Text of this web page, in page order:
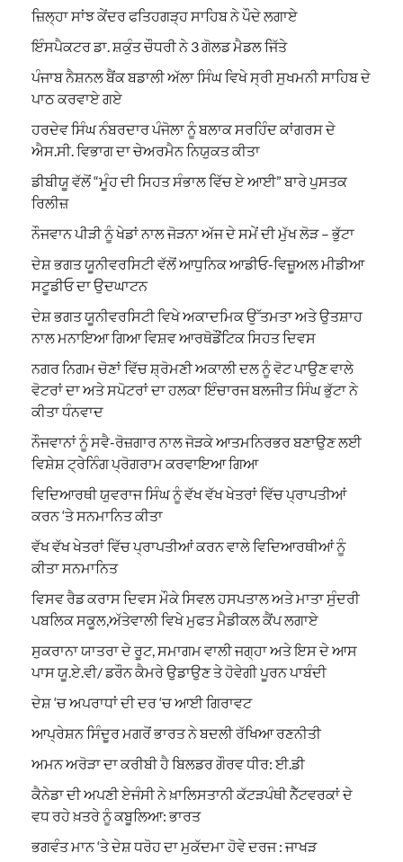
ਜ਼ਿਲ੍ਹਾ ਸਾਂਝ ਕੇਂਦਰ ਫਤਿਹਗੜ੍ਹ ਸਾਹਿਬ ਨੇ ਪੌਦੇ ਲਗਾਏ
ਇੰਸਪੈਕਟਰ ਡਾ. ਸ਼ਕੁੰਤ ਚੌਧਰੀ ਨੇ 3 ਗੋਲਡ ਮੈਡਲ ਜਿੱਤੇ
ਪੰਜਾਬ ਨੈਸ਼ਨਲ ਬੈਂਕ ਬਡਾਲੀ ਅੱਲਾ ਸਿੰਘ ਵਿਖੇ ਸ੍ਰੀ ਸੁਖਮਨੀ ਸਾਹਿਬ ਦੇ
ਪਾਠ ਕਰਵਾਏ ਗਏ
ਹਰਦੇਵ ਸਿੰਘ ਨੰਬਰਦਾਰ ਪੰਜੋਲਾ ਨੂੰ ਬਲਾਕ ਸਰਹਿੰਦ ਕਾਂਗਰਸ ਦੇ
ਐਸ.ਸੀ. ਵਿਭਾਗ ਦਾ ਚੇਅਰਮੈਨ ਨਿਯੁਕਤ ਕੀਤਾ
ਡੀਬੀਯੂ ਵੱਲੋਂ “ਮੂੰਹ ਦੀ ਸਿਹਤ ਸੰਭਾਲ ਵਿੱਚ ਏ ਆਈ” ਬਾਰੇ ਪੁਸਤਕ
ਰਿਲੀਜ਼
ਨੌਜਵਾਨ ਪੀੜੀ ਨੂੰ ਖੇਡਾਂ ਨਾਲ ਜੋੜਨਾ ਅੱਜ ਦੇ ਸਮੇਂ ਦੀ ਮੁੱਖ ਲੋੜ – ਭੁੱਟਾ
ਦੇਸ਼ ਭਗਤ ਯੂਨੀਵਰਸਿਟੀ ਵੱਲੋਂ ਆਧੁਨਿਕ ਆਡੀਓ-ਵਿਜ਼ੂਅਲ ਮੀਡੀਆ
ਸਟੂਡੀਓ ਦਾ ਉਦਘਾਟਨ
ਦੇਸ਼ ਭਗਤ ਯੂਨੀਵਰਸਿਟੀ ਵਿਖੇ ਅਕਾਦਮਿਕ ਉੱਤਮਤਾ ਅਤੇ ਉਤਸ਼ਾਹ
ਨਾਲ ਮਨਾਇਆ ਗਿਆ ਵਿਸ਼ਵ ਆਰਥੋਡੌਂਟਿਕ ਸਿਹਤ ਦਿਵਸ
ਨਗਰ ਨਿਗਮ ਚੋਣਾਂ ਵਿੱਚ ਸ਼੍ਰੋਮਣੀ ਅਕਾਲੀ ਦਲ ਨੂੰ ਵੋਟ ਪਾਉਣ ਵਾਲੇ
ਵੋਟਰਾਂ ਦਾ ਅਤੇ ਸਪੋਟਰਾਂ ਦਾ ਹਲਕਾ ਇੰਚਾਰਜ ਬਲਜੀਤ ਸਿੰਘ ਭੁੱਟਾ ਨੇ
ਕੀਤਾ ਧੰਨਵਾਦ
ਨੌਜਵਾਨਾਂ ਨੂੰ ਸਵੈ-ਰੋਜ਼ਗਾਰ ਨਾਲ ਜੋੜਕੇ ਆਤਮਨਿਰਭਰ ਬਣਾਉਣ ਲਈ
ਵਿਸ਼ੇਸ਼ ਟ੍ਰੇਨਿੰਗ ਪ੍ਰੋਗਰਾਮ ਕਰਵਾਇਆ ਗਿਆ
ਵਿਦਿਆਰਥੀ ਯੁਵਰਾਜ ਸਿੰਘ ਨੂੰ ਵੱਖ ਵੱਖ ਖੇਤਰਾਂ ਵਿੱਚ ਪ੍ਰਾਪਤੀਆਂ
ਕਰਨ ‘ਤੇ ਸਨਮਾਨਿਤ ਕੀਤਾ
ਵੱਖ ਵੱਖ ਖੇਤਰਾਂ ਵਿੱਚ ਪ੍ਰਾਪਤੀਆਂ ਕਰਨ ਵਾਲੇ ਵਿਦਿਆਰਥੀਆਂ ਨੂੰ
ਕੀਤਾ ਸਨਮਾਨਿਤ
ਵਿਸਵ ਰੈਡ ਕਰਾਸ ਦਿਵਸ ਮੌਕੇ ਸਿਵਲ ਹਸਪਤਾਲ ਅਤੇ ਮਾਤਾ ਸੁੰਦਰੀ
ਪਬਲਿਕ ਸਕੂਲ,ਅੱਤੇਵਾਲੀ ਵਿਖੇ ਮੁਫਤ ਮੈਡੀਕਲ ਕੈਂਪ ਲਗਾਏ
ਸੁਕਰਾਨਾ ਯਾਤਰਾ ਦੇ ਰੂਟ, ਸਮਾਗਮ ਵਾਲੀ ਜਗ੍ਹਾ ਅਤੇ ਇਸ ਦੇ ਆਸ
ਪਾਸ ਯੂ.ਏ.ਵੀ/ ਡਰੌਨ ਕੈਮਰੇ ਉਡਾਉਣ ਤੇ ਹੋਵੇਗੀ ਪੂਰਨ ਪਾਬੰਦੀ
ਦੇਸ਼ ‘ਚ ਅਪਰਾਧਾਂ ਦੀ ਦਰ ‘ਚ ਆਈ ਗਿਰਾਵਟ
ਆਪ੍ਰੇਸ਼ਨ ਸਿੰਦੂਰ ਮਗਰੋਂ ਭਾਰਤ ਨੇ ਬਦਲੀ ਰੱਖਿਆ ਰਣਨੀਤੀ
ਅਮਨ ਅਰੋੜਾ ਦਾ ਕਰੀਬੀ ਹੈ ਬਿਲਡਰ ਗੌਰਵ ਧੀਰ: ਈ.ਡੀ
ਕੈਨੇਡਾ ਦੀ ਅਪਣੀ ਏਜੰਸੀ ਨੇ ਖ਼ਾਲਿਸਤਾਨੀ ਕੱਟੜਪੰਥੀ ਨੈੱਟਵਰਕਾਂ ਦੇ
ਵਧ ਰਹੇ ਖ਼ਤਰੇ ਨੂੰ ਕਬੂਲਿਆ: ਭਾਰਤ
ਭਗਵੰਤ ਮਾਨ ‘ਤੇ ਦੇਸ਼ ਧਰੋਹ ਦਾ ਮੁਕੱਦਮਾ ਹੋਵੇ ਦਰਜ : ਜਾਖੜ